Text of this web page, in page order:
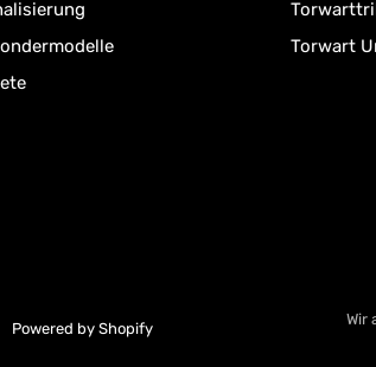
Torwart
Powered by Shopify
Wir